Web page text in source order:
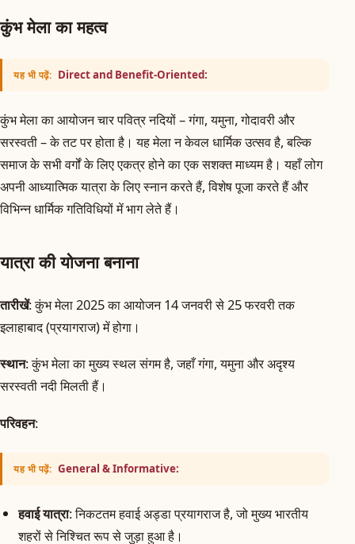
कुंभ मेला का महत्व
यह भी पढ़ें: Direct and Benefit-Oriented:
कुंभ मेला का आयोजन चार पवित्र नदियों – गंगा, यमुना, गोदावरी और
सरस्वती – के तट पर होता है। यह मेला न केवल धार्मिक उत्सव है, बल्कि
समाज के सभी वर्गों के लिए एकत्र होने का एक सशक्त माध्यम है। यहाँ लोग
अपनी आध्यात्मिक यात्रा के लिए स्नान करते हैं, विशेष पूजा करते हैं और
विभिन्न धार्मिक गतिविधियों में भाग लेते हैं।
यात्रा की योजना बनाना
तारीखें: कुंभ मेला 2025 का आयोजन 14 जनवरी से 25 फरवरी तक
इलाहाबाद (प्रयागराज) में होगा।
स्थान: कुंभ मेला का मुख्य स्थल संगम है, जहाँ गंगा, यमुना और अदृश्य
सरस्वती नदी मिलती हैं।
परिवहन:
यह भी पढ़ें: General & Informative:
हवाई यात्रा: निकटतम हवाई अड्डा प्रयागराज है, जो मुख्य भारतीय
शहरों से निश्चित रूप से जुड़ा हुआ है।